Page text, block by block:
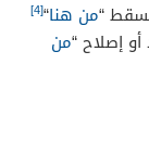
“من هنا“
[4]
إصلاح “من